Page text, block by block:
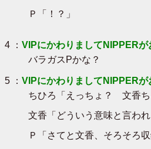
Ｐ「！？」
4 ： VIPにかわりましてNIPPERが
バラガスPかな？
5 ： VIPにかわりましてNIPPERが
ちひろ「えっちょ？ 文香
文香「どういう意味と言わ
Ｐ「さてと文香、そろそろ